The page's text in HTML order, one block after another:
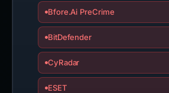
Bfore.Ai PreCrime
BitDefender
CyRadar
ESET